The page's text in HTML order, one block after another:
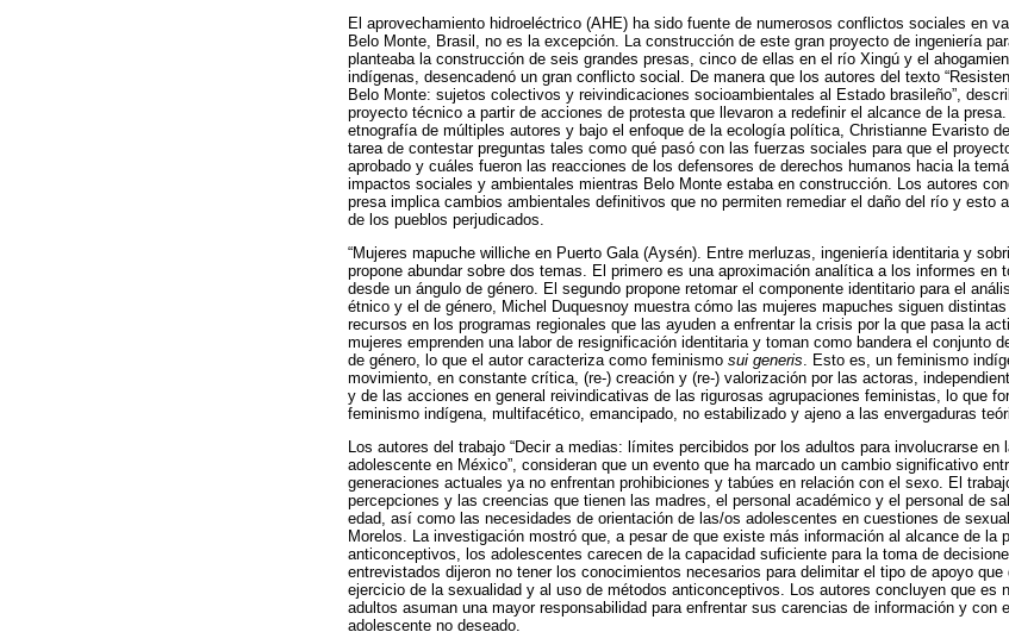
El aprovechamiento hidroeléctrico (AHE) ha sido fuente de numerosos conflictos sociales en
Belo Monte, Brasil, no es la excepción. La construcción de este gran proyecto de ingeniería
planteaba la construcción de seis grandes presas, cinco de ellas en el río Xingú y el
indígenas, desencadenó un gran conflicto social. De manera que los autores del texto
Belo Monte: sujetos colectivos y reivindicaciones socioambientales al Estado brasileño”,
proyecto técnico a partir de acciones de protesta que llevaron a redefinir el alcance de la
etnografía de múltiples autores y bajo el enfoque de la ecología política, Christianne Evaristo
tarea de contestar preguntas tales como qué pasó con las fuerzas sociales para que el
aprobado y cuáles fueron las reacciones de los defensores de derechos humanos hacia la
impactos sociales y ambientales mientras Belo Monte estaba en construcción. Los autores
presa implica cambios ambientales definitivos que no permiten remediar el daño del río y esto
de los pueblos perjudicados.
“Mujeres mapuche williche en Puerto Gala (Aysén). Entre merluzas, ingeniería identitaria y
propone abundar sobre dos temas. El primero es una aproximación analítica a los informes en
desde un ángulo de género. El segundo propone retomar el componente identitario para el
étnico y el de género, Michel Duquesnoy muestra cómo las mujeres mapuches siguen
recursos en los programas regionales que las ayuden a enfrentar la crisis por la que pasa la
mujeres emprenden una labor de resignificación identitaria y toman como bandera el conjunto
de género, lo que el autor caracteriza como feminismo sui generis. Esto es, un feminismo
movimiento, en constante crítica, (re-) creación y (re-) valorización por las actoras,
y de las acciones en general reivindicativas de las rigurosas agrupaciones feministas, lo que
feminismo indígena, multifacético, emancipado, no estabilizado y ajeno a las envergaduras
Los autores del trabajo “Decir a medias: límites percibidos por los adultos para involucrarse en
adolescente en México”, consideran que un evento que ha marcado un cambio significativo
generaciones actuales ya no enfrentan prohibiciones y tabúes en relación con el sexo. El
percepciones y las creencias que tienen las madres, el personal académico y el personal de
edad, así como las necesidades de orientación de las/os adolescentes en cuestiones de
Morelos. La investigación mostró que, a pesar de que existe más información al alcance de la
anticonceptivos, los adolescentes carecen de la capacidad suficiente para la toma de
entrevistados dijeron no tener los conocimientos necesarios para delimitar el tipo de apoyo
ejercicio de la sexualidad y al uso de métodos anticonceptivos. Los autores concluyen que es
adultos asuman una mayor responsabilidad para enfrentar sus carencias de información y con
adolescente no deseado.